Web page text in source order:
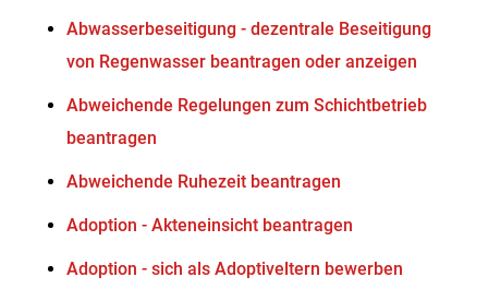
Abwasserbeseitigung - dezentrale Beseitigung
von Regenwasser beantragen oder anzeigen
Abweichende Regelungen zum Schichtbetrieb
beantragen
Abweichende Ruhezeit beantragen
Adoption - Akteneinsicht beantragen
Adoption - sich als Adoptiveltern bewerben